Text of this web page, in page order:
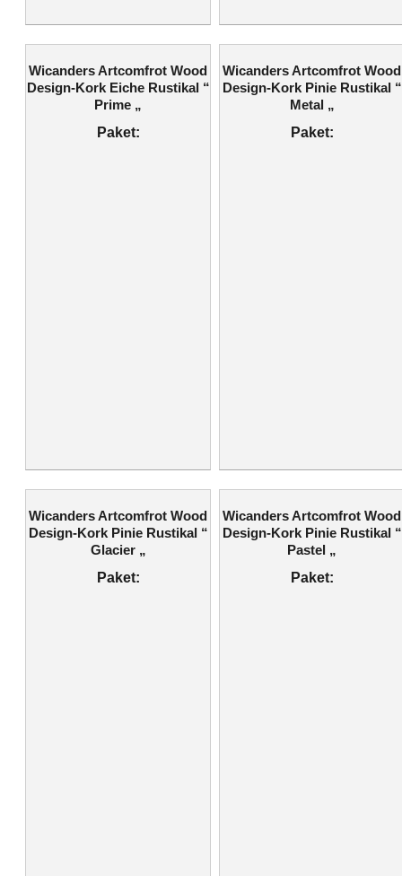
Wicanders Artcomfrot Wood
Design-Kork Eiche Rustikal “
Prime „
Paket:
Wicanders Artcomfrot Wood
Design-Kork Pinie Rustikal “
Metal „
Paket:
Wicanders Artcomfrot Wood
Design-Kork Pinie Rustikal “
Glacier „
Paket:
Wicanders Artcomfrot Wood
Design-Kork Pinie Rustikal “
Pastel „
Paket: